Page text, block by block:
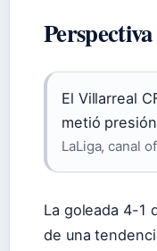
El Villarreal
metió
LaLiga, canal
La goleada 4-1
de una